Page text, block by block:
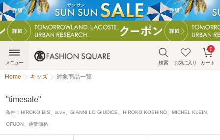
検索 お気に入り カート
0
メニュー
Home キッズ 対象商品一覧
"timesale"
条件： HIROKO BIS、a.v.v、GIANNI LO GIUDICE、HIROKO KOSHINO、MICHEL KLEIN、
OFUON、通常価格